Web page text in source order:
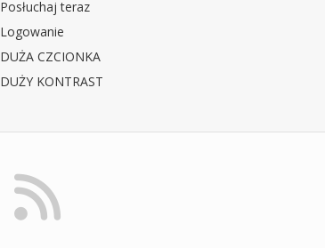
Posłuchaj teraz
Logowanie
DUŻA CZCIONKA
DUŻY KONTRAST